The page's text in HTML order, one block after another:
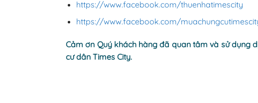
https://www.facebook.com/thuenhatimescity
https://www.facebook.com/
Cảm ơn Quý khách hàng đã quan tâm và sử dụng
cư dân Times City.